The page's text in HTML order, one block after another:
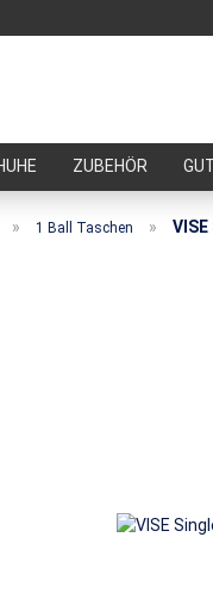
ZUBEHÖR
» 1 Ball Taschen »